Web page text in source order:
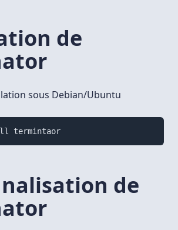
de
sous Debian/Ubuntu
apt-get install termintaor
de